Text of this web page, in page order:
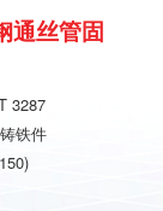
通丝管固
3287
铁件